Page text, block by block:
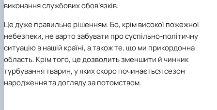
виконання службових обов’язків.
Це дуже правильне рішенням. Бо, крім високої пожежної
небезпеки, не варто забувати про суспільно-політичну
ситуацію в нашій країні, а також те, що ми прикордонна
область. Крім того, це дозволить зменшити й чинник
турбування тварин, у яких скоро починається сезон
народження та догляду за потомством.